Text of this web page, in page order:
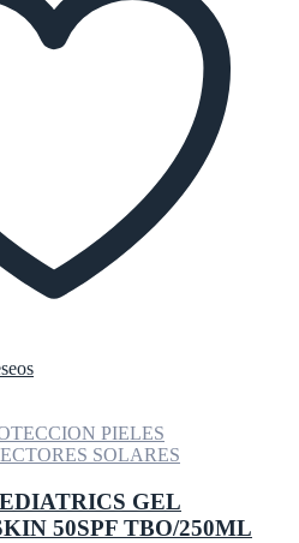
PIELES
SOLARES
GEL
50SPF TBO/250ML